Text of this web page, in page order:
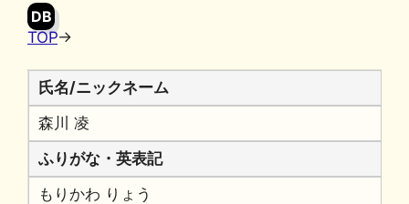
DB
TOP→
氏名/ニックネーム
森川 凌
ふりがな・英表記
もりかわ りょう